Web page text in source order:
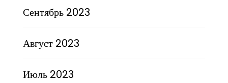
Сентябрь 2023
Август 2023
Июль 2023